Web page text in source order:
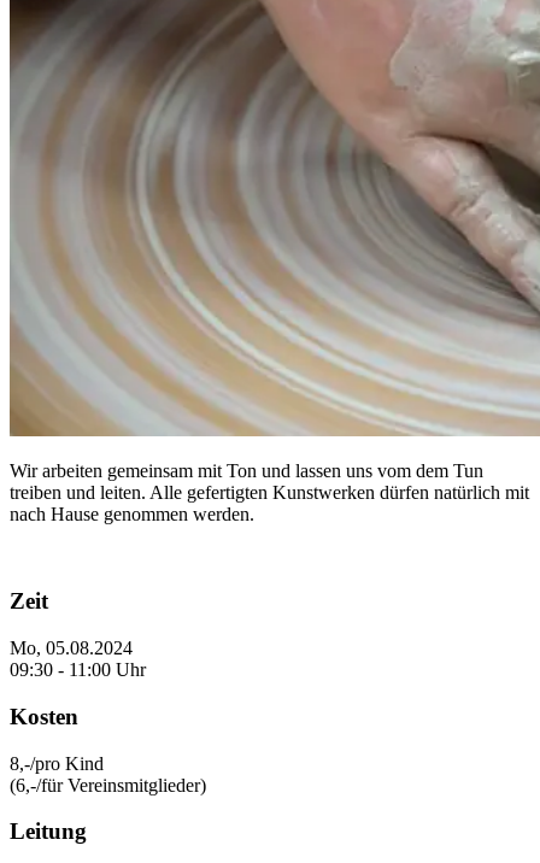
Wir arbeiten gemeinsam mit Ton und lassen uns vom dem Tun
treiben und leiten. Alle gefertigten Kunstwerken dürfen natürlich mit
nach Hause genommen werden.
Zeit
Mo, 05.08.2024
09:30 - 11:00 Uhr
Kosten
8,-/pro Kind
(6,-/für Vereinsmitglieder)
Leitung